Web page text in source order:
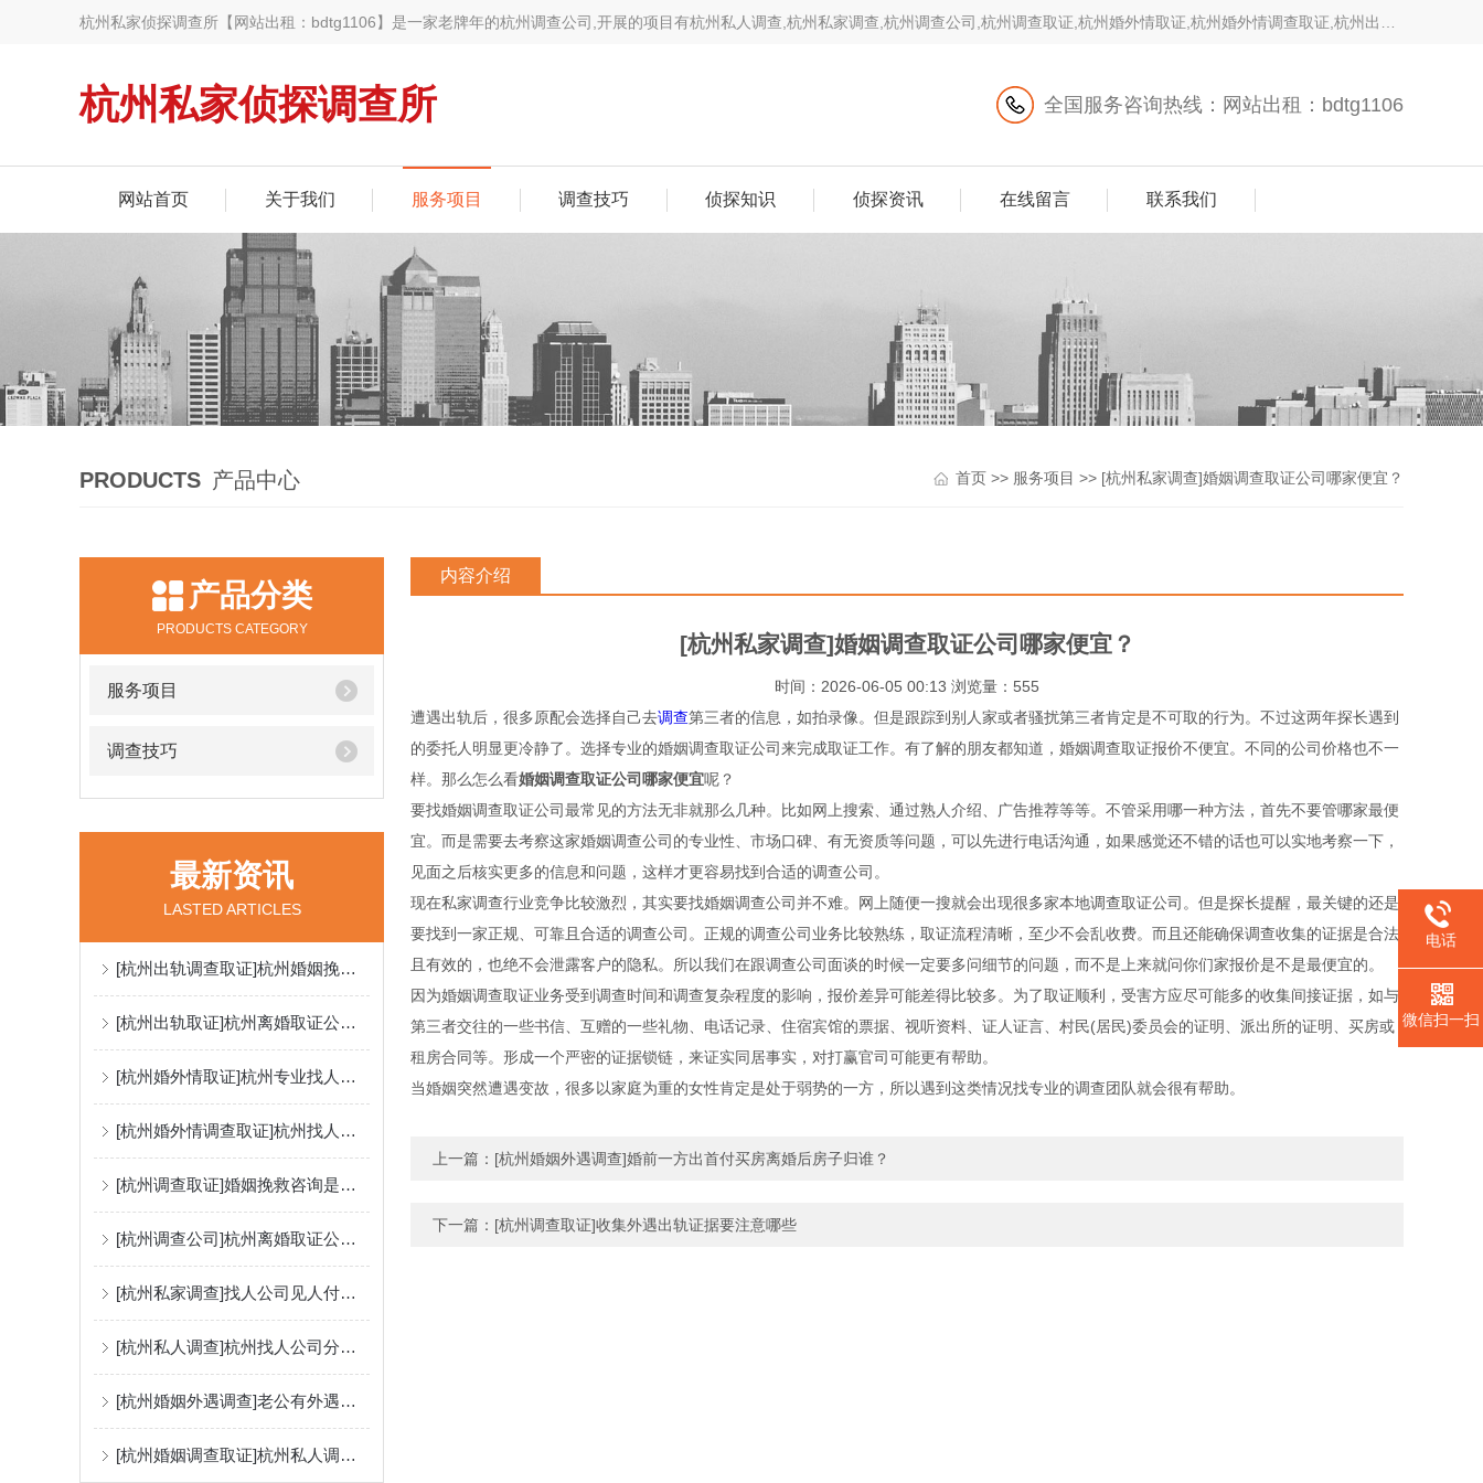
杭州私家侦探调查所【网站出租：bdtg1106】是一家老牌年的杭州调查公司,开展的项目有杭州私人调查,杭州私家调查,杭州调查公司,杭州调查取证,杭州婚外情取证,杭州婚外情调查取证,杭州出轨
杭州私家侦探调查所 全国服务咨询热线：网站出租：bdtg1106
网站首页 关于我们 服务项目 调查技巧 侦探知识 侦探资讯 在线留言 联系我们
PRODUCTS 产品中心 首页 >> 服务项目 >> [杭州私家调查]婚姻调查取证公司哪家便宜？
产品分类
PRODUCTS CATEGORY
服务项目
调查技巧
最新资讯
LASTED ARTICLES
[杭州出轨调查取证]杭州婚姻挽回咨询：老婆要离婚怎么挽回？
[杭州出轨取证]杭州离婚取证公司：怎么搜集婚外情证据？
[杭州婚外情取证]杭州专业找人公司分享最快寻人的办法有哪些？
[杭州婚外情调查取证]杭州找人公司找个人多少钱？
[杭州调查取证]婚姻挽救咨询是否真的有用吗？
[杭州调查公司]杭州离婚取证公司教你怎么调查配偶财产？
[杭州私家调查]找人公司见人付款是真的吗？
[杭州私人调查]杭州找人公司分享怎么快速找人？
[杭州婚姻外遇调查]老公有外遇不承认怎么办呢？
[杭州婚姻调查取证]杭州私人调查公司怎么选？
内容介绍
[杭州私家调查]婚姻调查取证公司哪家便宜？
时间：2026-06-05 00:13 浏览量：555
遭遇出轨后，很多原配会选择自己去调查第三者的信息，如拍录像。但是跟踪到别人家或者骚扰第三者肯定是不可取的行为。不过这两年探长遇到
的委托人明显更冷静了。选择专业的婚姻调查取证公司来完成取证工作。有了解的朋友都知道，婚姻调查取证报价不便宜。不同的公司价格也不一
样。那么怎么看婚姻调查取证公司哪家便宜呢？
要找婚姻调查取证公司最常见的方法无非就那么几种。比如网上搜索、通过熟人介绍、广告推荐等等。不管采用哪一种方法，首先不要管哪家最便
宜。而是需要去考察这家婚姻调查公司的专业性、市场口碑、有无资质等问题，可以先进行电话沟通，如果感觉还不错的话也可以实地考察一下，
见面之后核实更多的信息和问题，这样才更容易找到合适的调查公司。
现在私家调查行业竞争比较激烈，其实要找婚姻调查公司并不难。网上随便一搜就会出现很多家本地调查取证公司。但是探长提醒，最关键的还是
要找到一家正规、可靠且合适的调查公司。正规的调查公司业务比较熟练，取证流程清晰，至少不会乱收费。而且还能确保调查收集的证据是合法
且有效的，也绝不会泄露客户的隐私。所以我们在跟调查公司面谈的时候一定要多问细节的问题，而不是上来就问你们家报价是不是最便宜的。
因为婚姻调查取证业务受到调查时间和调查复杂程度的影响，报价差异可能差得比较多。为了取证顺利，受害方应尽可能多的收集间接证据，如与
第三者交往的一些书信、互赠的一些礼物、电话记录、住宿宾馆的票据、视听资料、证人证言、村民(居民)委员会的证明、派出所的证明、买房或
租房合同等。形成一个严密的证据锁链，来证实同居事实，对打赢官司可能更有帮助。
当婚姻突然遭遇变故，很多以家庭为重的女性肯定是处于弱势的一方，所以遇到这类情况找专业的调查团队就会很有帮助。
上一篇： [杭州婚姻外遇调查]婚前一方出首付买房离婚后房子归谁？
下一篇： [杭州调查取证]收集外遇出轨证据要注意哪些
电话
微信扫一扫